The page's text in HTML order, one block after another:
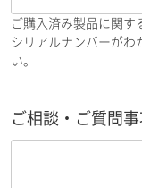
ご購入済み製品に関す
シリアルナンバーがわ
い。
ご相談・ご質問